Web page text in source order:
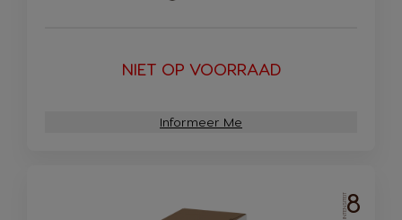
NIET OP VOORRAAD
Informeer Me
INTENSITEIT8